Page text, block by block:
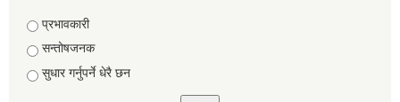
Choices
प्रभावकारी
सन्तोषजनक
सुधार गर्नुपर्ने धेरै छन